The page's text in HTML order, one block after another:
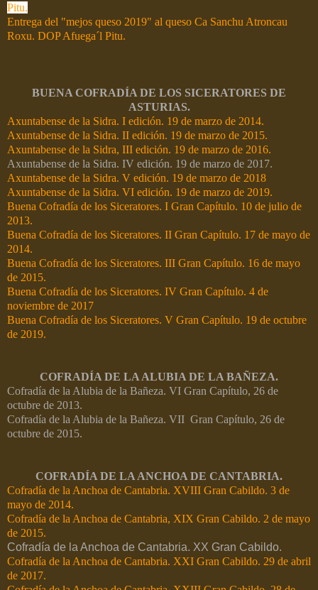
Pitu.
Entrega del "mejos queso 2019" al queso Ca Sanchu Atroncau
Roxu. DOP Afuega´l Pitu.
BUENA COFRADÍA DE LOS SICERATORES DE
ASTURIAS.
Axuntabense de la Sidra. I edición. 19 de marzo de 2014.
Axuntabense de la Sidra. II edición. 19 de marzo de 2015.
Axuntabense de la Sidra, III edición. 19 de marzo de 2016.
Axuntabense de la Sidra. IV edición. 19 de marzo de 2017.
Axuntabense de la Sidra. V edición. 19 de marzo de 2018
Axuntabense de la Sidra. VI edición. 19 de marzo de 2019.
Buena Cofradía de los Siceratores. I Gran Capítulo. 10 de julio de
2013.
Buena Cofradía de los Siceratores. II Gran Capítulo. 17 de mayo de
2014.
Buena Cofradía de los Siceratores. III Gran Capítulo. 16 de mayo
de 2015.
Buena Cofradía de los Siceratores. IV Gran Capítulo. 4 de
noviembre de 2017
Buena Cofradía de los Siceratores. V Gran Capítulo. 19 de octubre
de 2019.
COFRADÍA DE LA ALUBIA DE LA BAÑEZA.
Cofradía de la Alubia de la Bañeza. VI Gran Capítulo, 26 de
octubre de 2013.
Cofradía de la Alubia de la Bañeza. VII Gran Capítulo, 26 de
octubre de 2015.
COFRADÍA DE LA ANCHOA DE CANTABRIA.
Cofradía de la Anchoa de Cantabria. XVIII Gran Cabildo. 3 de
mayo de 2014.
Cofradía de la Anchoa de Cantabria, XIX Gran Cabildo. 2 de mayo
de 2015.
Cofradía de la Anchoa de Cantabria. XX Gran Cabildo.
Cofradía de la Anchoa de Cantabria. XXI Gran Cabildo. 29 de abril
de 2017.